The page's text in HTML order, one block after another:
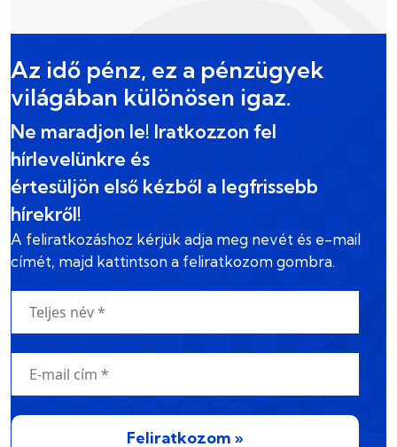
Az idő pénz, ez a pénzügyek
világában különösen igaz.
Ne maradjon le! Iratkozzon fel
hírlevelünkre és
értesüljön első kézből a legfrissebb
hírekről!
A feliratkozáshoz kérjük adja meg nevét és e-mail
címét, majd kattintson a feliratkozom gombra.
Feliratkozom »